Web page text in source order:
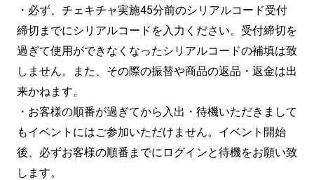
・必ず、チェキチャ実施45分前のシリアルコード受付
締切までにシリアルコードを入力ください。受付締切を
過ぎて使用ができなくなったシリアルコードの補填は致
しません。また、その際の振替や商品の返品・返金は出
来かねます。
・お客様の順番が過ぎてから入出・待機いただきまして
もイベントにはご参加いただけません。イベント開始
後、必ずお客様の順番までにログインと待機をお願い致
します。